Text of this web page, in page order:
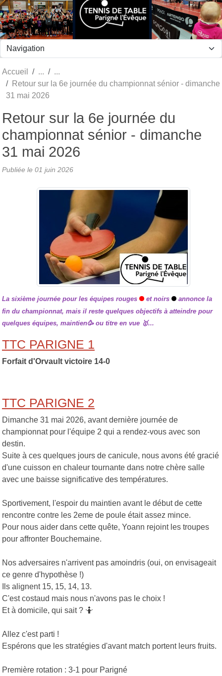
Accueil
Retour sur la 6e journée du championnat sénior - dimanche
31 mai 2026
Retour sur la 6e journée du
championnat sénior - dimanche
31 mai 2026
Publiée le 01 juin 2026
La sixième journée pour les équipes rouges et noirs
annonce la
fin du championnat, mais il reste quelques objectifs à atteindre pour
quelques équipes, maintien🥳 ou titre en vue 🥇​...
TTC PARIGNE 1
Forfait d'Orvault victoire 14-0
TTC PARIGNE 2
Dimanche 31 mai 2026, avant dernière journée de
championnat pour l'équipe 2 qui a rendez-vous avec son
destin.
Suite à ces quelques jours de canicule, nous avons été gracié
d'une cuisson en chaleur tournante dans notre chère salle
avec une baisse significative des températures.
Sportivement, l'espoir du maintien avant le début de cette
rencontre contre les 2eme de poule était assez mince.
Pour nous aider dans cette quête, Yoann rejoint les troupes
pour affronter Bouchemaine.
Nos adversaires n'arrivent pas amoindris (oui, on envisageait
ce genre d'hypothèse !)
Ils alignent 15, 15, 14, 13.
C'est costaud mais nous n'avons pas le choix !
Et à domicile, qui sait ? 🤷
Allez c'est parti !
Espérons que les stratégies d'avant match portent leurs fruits.
Première rotation : 3-1 pour Parigné
Panneau de gestion des cookies